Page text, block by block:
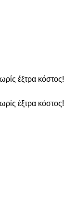
έξτρα κόστος!
έξτρα κόστος!